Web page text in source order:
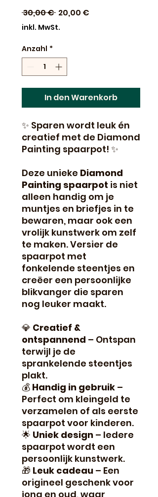
30,00 € Standardpreis
20,00 €
inkl. MwSt.
Anzahl *
In den Warenkorb
✨ Sparen wordt leuk én
creatief met de Diamond
Painting spaarpot! ✨
Deze unieke Diamond
Painting spaarpot is niet
alleen handig om je
muntjes en briefjes in te
bewaren, maar ook een
vrolijk kunstwerk om zelf
te maken. Versier de
spaarpot met
fonkelende steentjes en
creëer een persoonlijke
blikvanger die sparen
nog leuker maakt.
💎 Creatief &
ontspannend – Ontspan
terwijl je de
sprankelende steentjes
plakt.
💰 Handig in gebruik –
Perfect om kleingeld te
verzamelen of als eerste
spaarpot voor kinderen.
🌟 Uniek design – Iedere
spaarpot wordt een
persoonlijk kunstwerk.
🎁 Leuk cadeau – Een
origineel geschenk voor
jong en oud, waar